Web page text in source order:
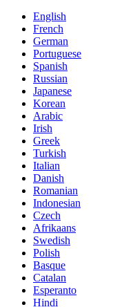
English
French
German
Portuguese
Spanish
Russian
Japanese
Korean
Arabic
Irish
Greek
Turkish
Italian
Danish
Romanian
Indonesian
Czech
Afrikaans
Swedish
Polish
Basque
Catalan
Esperanto
Hindi